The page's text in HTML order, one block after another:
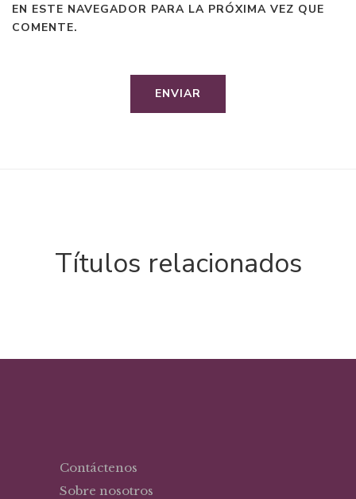
EN ESTE NAVEGADOR PARA LA PRÓXIMA VEZ QUE
COMENTE.
Títulos relacionados
Contáctenos
Sobre nosotros